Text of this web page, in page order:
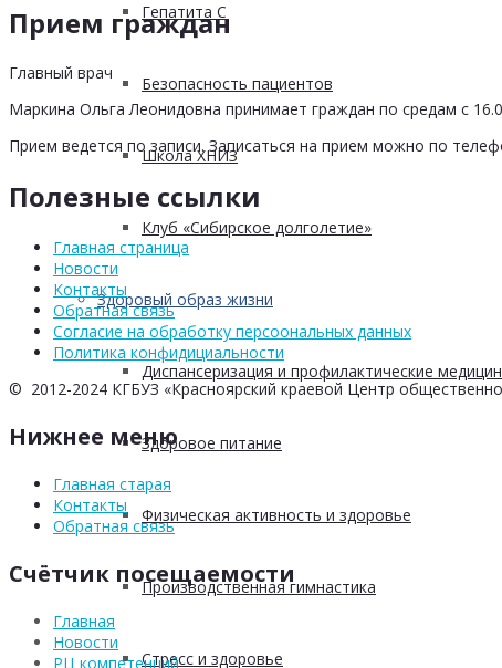
Гепатита С
Безопасность пациентов
Школа ХНИЗ
Клуб «Сибирское долголетие»
Здоровый образ жизни
Диспансеризация и профилактические
Здоровое питание
Физическая активность и здоровье
Производственная гимнастика
Стресс и здоровье
Прием граждан
Главный врач
Маркина Ольга Леонидовна принимает граждан по средам с
Прием ведется по записи. Записаться на прием можно по
Полезные ссылки
Главная страница
Новости
Контакты
Обратная связь
Согласие на обработку персоональных данных
Политика конфидициальности
© 2012-2024 КГБУЗ «Красноярский краевой Центр
Нижнее меню
Главная старая
Контакты
Обратная связь
Счётчик посещаемости
Главная
Новости
РЦ компетенций